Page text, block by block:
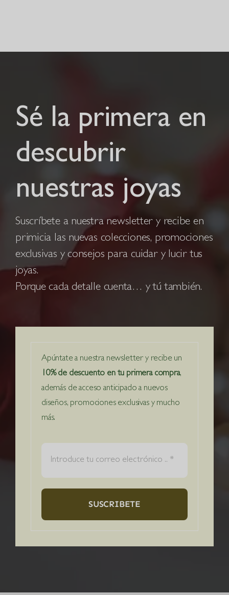
Sé la primera en
descubrir
nuestras joyas
Suscríbete a nuestra newsletter y recibe en
primicia las nuevas colecciones, promociones
exclusivas y consejos para cuidar y lucir tus
joyas.
Porque cada detalle cuenta… y tú también.
Apúntate a nuestra newsletter y recibe un
10% de descuento en tu primera compra,
además de acceso anticipado a nuevos
diseños, promociones exclusivas y mucho
más.
SUSCRIBETE